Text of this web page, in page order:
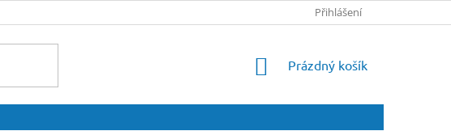
Přihlášení
NÁKUPNÍ
Prázdný košík